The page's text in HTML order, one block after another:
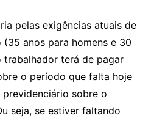
pelas exigências atuais de
anos para homens e 30
trabalhador terá de pagar
o período que falta hoje
sobre o
seja, se estiver faltando